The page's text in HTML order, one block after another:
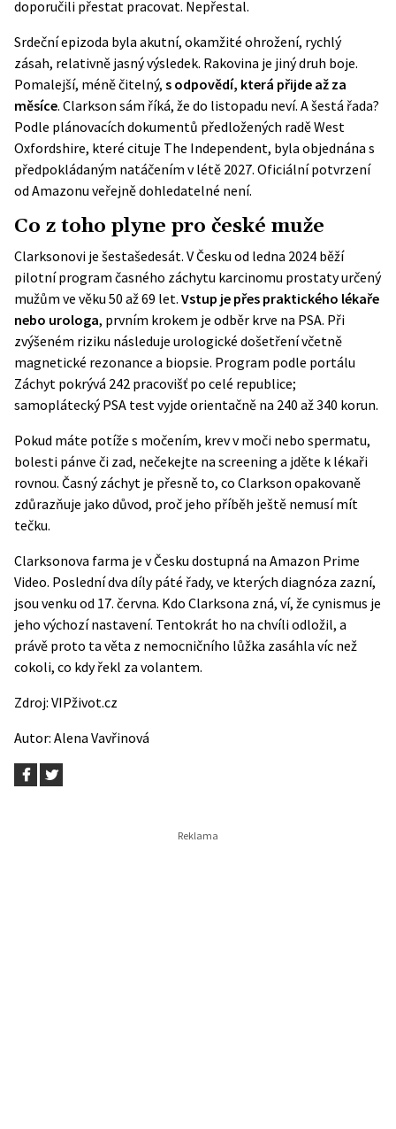
doporučili přestat pracovat. Nepřestal.
Srdeční epizoda byla akutní, okamžité ohrožení, rychlý
zásah, relativně jasný výsledek. Rakovina je jiný druh boje.
Pomalejší, méně čitelný, s odpovědí, která přijde až za
měsíce. Clarkson sám říká, že do listopadu neví. A šestá řada?
Podle plánovacích dokumentů předložených radě West
Oxfordshire, které cituje The Independent, byla objednána s
předpokládaným natáčením v létě 2027. Oficiální potvrzení
od Amazonu veřejně dohledatelné není.
Co z toho plyne pro české muže
Clarksonovi je šestašedesát. V Česku od ledna 2024 běží
pilotní program časného záchytu karcinomu prostaty určený
mužům ve věku 50 až 69 let. Vstup je přes praktického lékaře
nebo urologa, prvním krokem je odběr krve na PSA. Při
zvýšeném riziku následuje urologické došetření včetně
magnetické rezonance a biopsie. Program podle portálu
Záchyt pokrývá 242 pracovišť po celé republice;
samoplátecký PSA test vyjde orientačně na 240 až 340 korun.
Pokud máte potíže s močením, krev v moči nebo spermatu,
bolesti pánve či zad, nečekejte na screening a jděte k lékaři
rovnou. Časný záchyt je přesně to, co Clarkson opakovaně
zdůrazňuje jako důvod, proč jeho příběh ještě nemusí mít
tečku.
Clarksonova farma je v Česku dostupná na Amazon Prime
Video. Poslední dva díly páté řady, ve kterých diagnóza zazní,
jsou venku od 17. června. Kdo Clarksona zná, ví, že cynismus je
jeho výchozí nastavení. Tentokrát ho na chvíli odložil, a
právě proto ta věta z nemocničního lůžka zasáhla víc než
cokoli, co kdy řekl za volantem.
Zdroj: VIPživot.cz
Autor: Alena Vavřinová